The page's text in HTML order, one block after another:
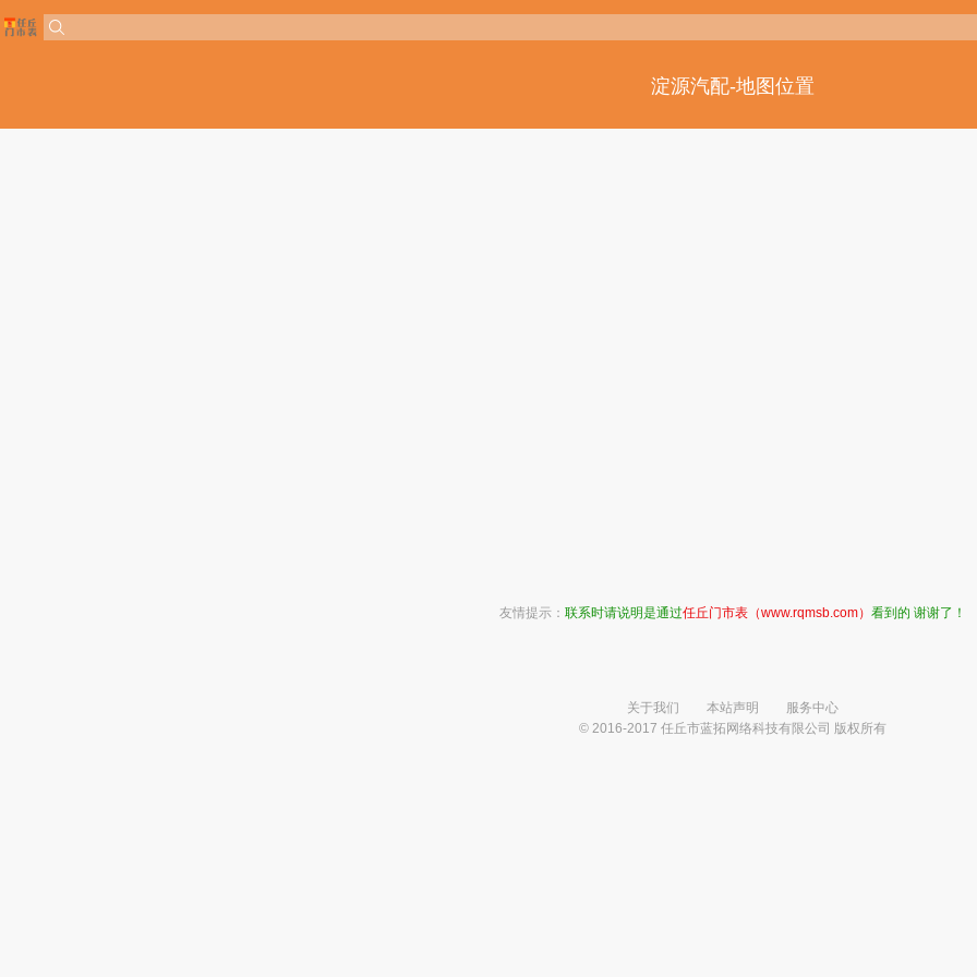
淀源汽配-地图位置
友情提示： 联系时请说明是通过任丘门市表（www.rqmsb.com） 看到的 谢谢了！
关于我们 本站声明
服务中心
© 2016-2017 任丘市蓝拓网络科技有限公司 版权所有